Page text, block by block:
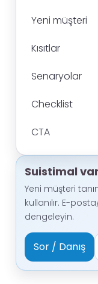
Yeni müşteri
Kısıtlar
Senaryolar
Checklist
CTA
Suistimal var
Yeni müşteri
kullanılır. E-
dengeleyin.
Sor / Danış